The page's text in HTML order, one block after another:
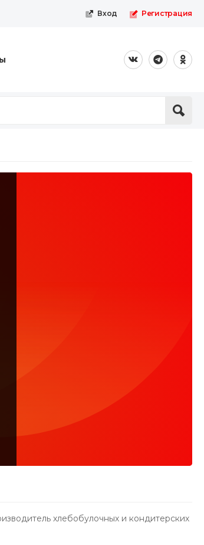
Вход Регистрация
хлебобулочных и кондитерских